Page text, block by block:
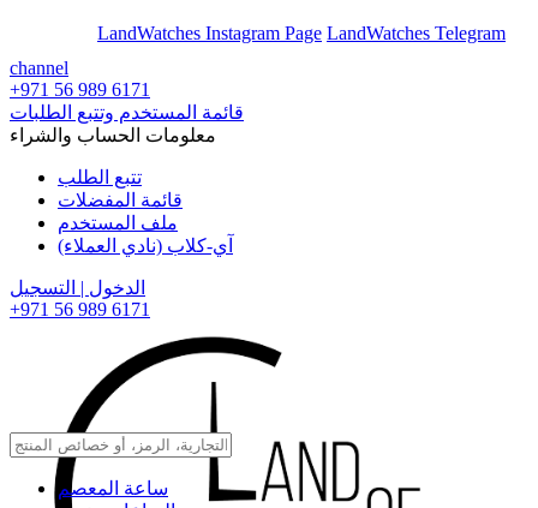
LandWatches Instagram Page LandWatches Telegram
channel
+971 56 989 6171
قائمة المستخدم وتتبع الطلبات
معلومات الحساب والشراء
تتبع الطلب
قائمة المفضلات
ملف المستخدم
آي-كلاب (نادي العملاء)
الدخول | التسجيل
+971 56 989 6171
ساعة المعصم